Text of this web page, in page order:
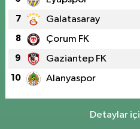
7 Galatasaray
8 Çorum FK
9 Gaziantep FK
10 Alanyaspor
Detaylar